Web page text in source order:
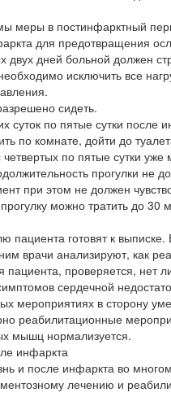
меры в постинфарктный
для предотвращения
двух дней больной должен
исключить все
сидеть.
суток по пятые сутки
по комнате, дойти до
четвертых по пятые сутки
прогулки не
при этом не должен
можно тратить до
пациента готовят к
врачи анализируют, как
пациента, проверяется, нет
сердечной
мероприятиях в сторону
реабилитационные
мышц нормализуется.
инфаркта
и после инфаркта во
лечению и